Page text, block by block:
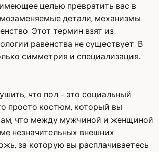
целью превратить вас в
детали, механизмы
Этот термин взят из
равенства не существует. В
симметрия и специализация.
что пол - это социальный
просто костюм, который вы
что между мужчиной и женщиной
незначительных внешних
за которую вы расплачиваетесь